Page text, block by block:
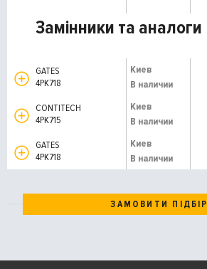
Замінники та аналоги
GATES
4PK718
Киев
В наличии
CONTITECH
4PK715
Киев
В наличии
GATES
4PK718
Киев
В наличии
ЗАМОВИТИ ПІДБІР